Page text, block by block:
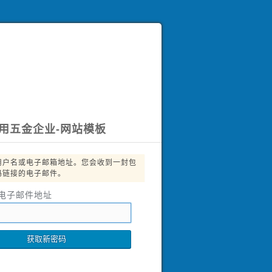
五金企业-网站模板
名或电子邮箱地址。您会收到一封包
接的电子邮件。
子邮件地址